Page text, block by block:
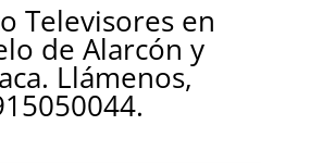
Televisores en
de Alarcón y
Llámenos,